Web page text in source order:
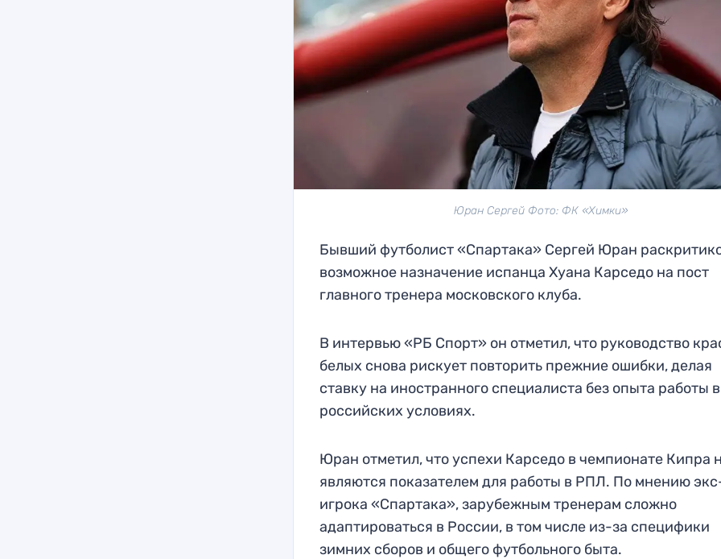
Юран Сергей Фото: ФК «Химки»
Бывший футболист «Спартака» Сергей Юран
возможное назначение испанца Хуана Карседо на пост
главного тренера московского клуба.
В интервью «РБ Спорт» он отметил, что руководство
белых снова рискует повторить прежние ошибки, делая
ставку на иностранного специалиста без опыта работы в
российских условиях.
Юран отметил, что успехи Карседо в чемпионате Кипра
являются показателем для работы в РПЛ. По мнению
игрока «Спартака», зарубежным тренерам сложно
адаптироваться в России, в том числе из-за специфики
зимних сборов и общего футбольного быта.